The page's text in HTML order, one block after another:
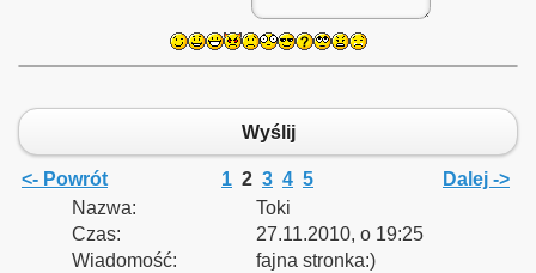
Wyślij
<- Powrót 1 2 3 4 5
Dalej ->
Nazwa:
Toki
Czas:
27.11.2010, o 19:25
Wiadomość:
fajna stronka:)
Śląska - Kamieniec Ząbkowicki - Nysa oraz Nysa